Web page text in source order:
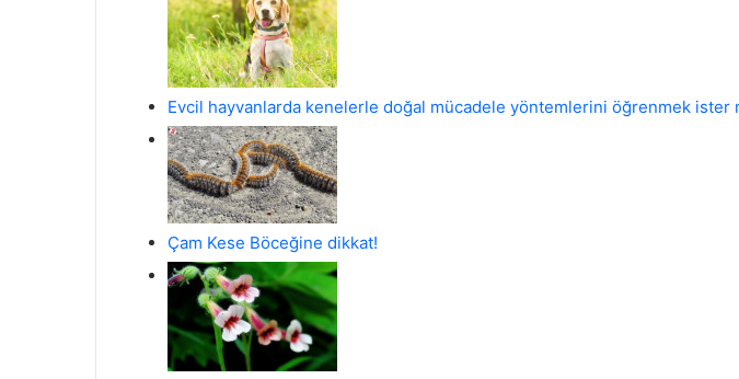
Evcil hayvanlarda kenelerle doğal mücadele yöntemlerini öğrenmek ister
Çam Kese Böceğine dikkat!